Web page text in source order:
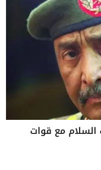
السلام مع قوات